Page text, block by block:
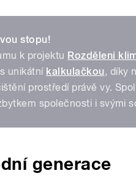
stopu!
k projektu Rozděleni
unikátní kalkulačkou, díky
prostředí právě vy.
společnosti i svými
generace